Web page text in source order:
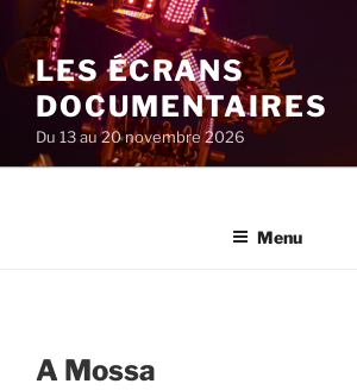
au
contenu
principal
LES ÉCRANS
DOCUMENTAIRES
Du 13 au 20 novembre 2026
Menu
A Mossa